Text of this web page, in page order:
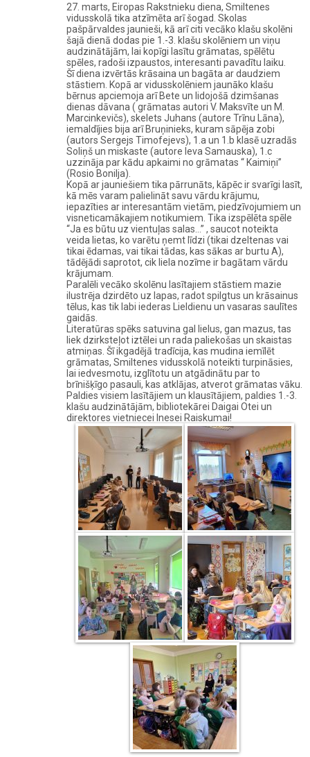
27. marts, Eiropas Rakstnieku diena, Smiltenes
vidusskolā tika atzīmēta arī šogad. Skolas
pašpārvaldes jaunieši, kā arī citi vecāko klašu skolēni
šajā dienā dodas pie 1.-3. klašu skolēniem un viņu
audzinātājām, lai kopīgi lasītu grāmatas, spēlētu
spēles, radoši izpaustos, interesanti pavadītu laiku.
Šī diena izvērtās krāsaina un bagāta ar daudziem
stāstiem. Kopā ar vidusskolēniem jaunāko klašu
bērnus apciemoja arī Bete un lidojošā dzimšanas
dienas dāvana ( grāmatas autori V. Maksvīte un M.
Marcinkevičs), skelets Juhans (autore Trīnu Lāna),
iemaldījies bija arī Bruņinieks, kuram sāpēja zobi
(autors Sergejs Timofejevs), 1.a un 1.b klasē uzradās
Soliņš un miskaste (autore Ieva Samauska), 1.c
uzzināja par kādu apkaimi no grāmatas “ Kaimiņi”
(Rosio Bonilja).
Kopā ar jauniešiem tika pārrunāts, kāpēc ir svarīgi lasīt,
kā mēs varam palielināt savu vārdu krājumu,
iepazīties ar interesantām vietām, piedzīvojumiem un
visneticamākajiem notikumiem. Tika izspēlēta spēle
“Ja es būtu uz vientuļas salas…” , saucot noteikta
veida lietas, ko varētu ņemt līdzi (tikai dzeltenas vai
tikai ēdamas, vai tikai tādas, kas sākas ar burtu A),
tādējādi saprotot, cik liela nozīme ir bagātam vārdu
krājumam.
Paralēli vecāko skolēnu lasītajiem stāstiem mazie
ilustrēja dzirdēto uz lapas, radot spilgtus un krāsainus
tēlus, kas tik labi iederas Lieldienu un vasaras saulītes
gaidās.
Literatūras spēks satuvina gal lielus, gan mazus, tas
liek dzirksteļot iztēlei un rada paliekošas un skaistas
atmiņas. Šī ikgadējā tradīcija, kas mudina iemīlēt
grāmatas, Smiltenes vidusskolā noteikti turpināsies,
lai iedvesmotu, izglītotu un atgādinātu par to
brīnišķīgo pasauli, kas atklājas, atverot grāmatas vāku.
Paldies visiem lasītājiem un klausītājiem, paldies 1.-3.
klašu audzinātājām, bibliotekārei Daigai Otei un
direktores vietniecei Inesei Raiskumai!